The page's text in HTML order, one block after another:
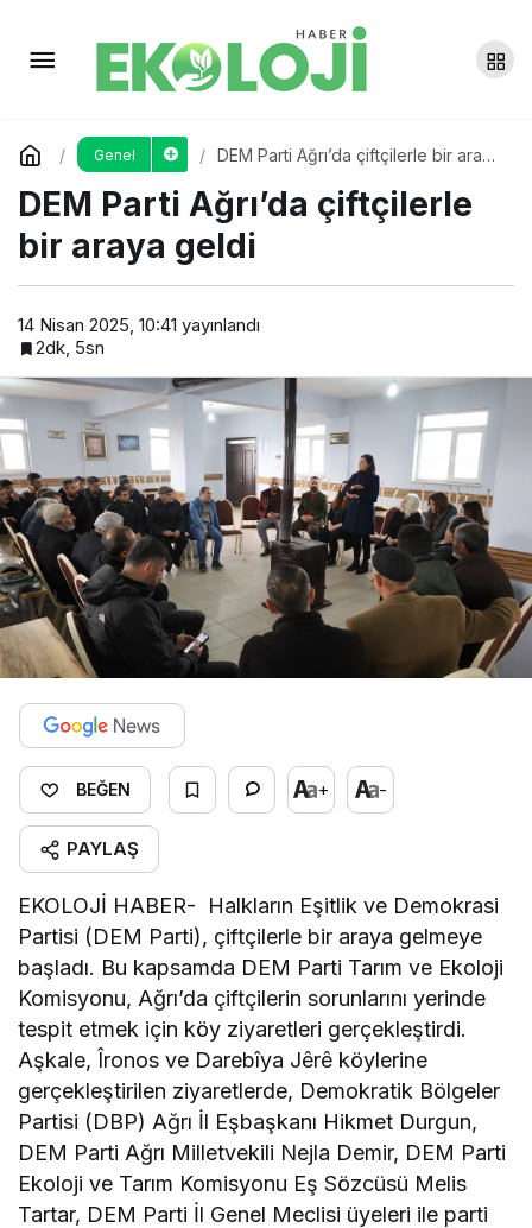
Genel
DEM Parti Ağrı’da çiftçilerle bir araya
DEM Parti Ağrı’da çiftçilerle
bir araya geldi
14 Nisan 2025, 10:41 yayınlandı
2dk, 5sn
BEĞEN + -
PAYLAŞ
EKOLOJİ HABER- Halkların Eşitlik ve Demokrasi
Partisi (DEM Parti), çiftçilerle bir araya gelmeye
başladı. Bu kapsamda DEM Parti Tarım ve Ekoloji
Komisyonu, Ağrı’da çiftçilerin sorunlarını yerinde
tespit etmek için köy ziyaretleri gerçekleştirdi.
Aşkale, Îronos ve Darebîya Jêrê köylerine
gerçekleştirilen ziyaretlerde, Demokratik Bölgeler
Partisi (DBP) Ağrı İl Eşbaşkanı Hikmet Durgun,
DEM Parti Ağrı Milletvekili Nejla Demir, DEM Parti
Ekoloji ve Tarım Komisyonu Eş Sözcüsü Melis
Tartar, DEM Parti İl Genel Meclisi üyeleri ile parti
Kar yağışı eğitimi vurdu: 4 ilde
okullar tatil edildi
Yorum Yap Paylaş